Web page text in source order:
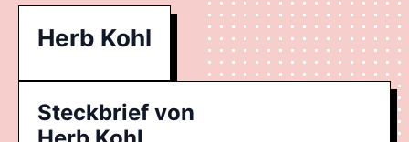
Herb Kohl
Steckbrief von